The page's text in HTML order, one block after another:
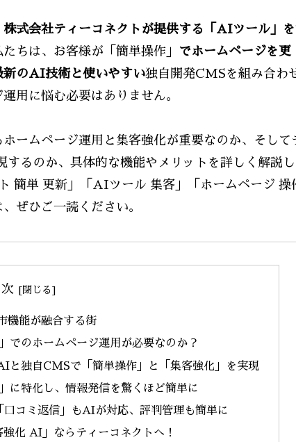
株式会社ティーコネクトが提供する「AIツール」
たちは、お客様が「簡単操作」
でホームページを更
新のAI技術と使いやすい独自開発CMSを組み合わ
用に悩む必要はありません。
ームページ運用と集客強化が重要なのか、そして
るのか、具体的な機能やメリットを詳しく解説し
簡単 更新」「AIツール 集客」「ホームページ 操
ぜひご一読ください。
次
機能が融合する街
でのホームページ運用が必要なのか？
と独自CMSで「簡単操作」と「集客強化」を実現
に特化し、情報発信を驚くほど簡単に
コミ返信」もAIが対応、評判管理も簡単に
化 AI」ならティーコネクトへ！